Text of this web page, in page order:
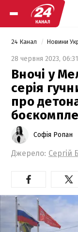
24 Канал Новини
28 червня 2023, 06:31
Вночі у
серія
про
Софія Ропан
Джерело: Сергій